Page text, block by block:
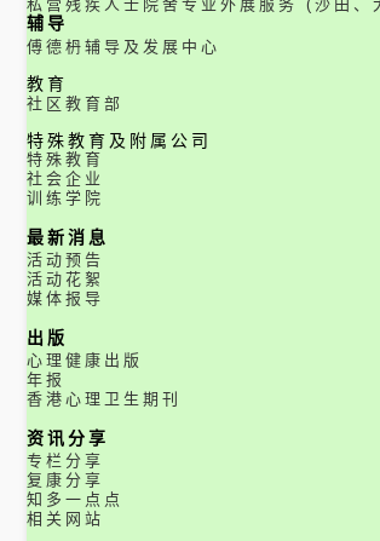
私营残疾人士院舍专业外展服务 (沙田、
辅导
傅德枬辅导及发展中心
教育
社区教育部
特殊教育及附属公司
特殊教育
社会企业
训练学院
最新消息
活动预告
活动花絮
媒体报导
出版
心理健康出版
年报
香港心理卫生期刊
资讯分享
专栏分享
复康分享
知多一点点
相关网站